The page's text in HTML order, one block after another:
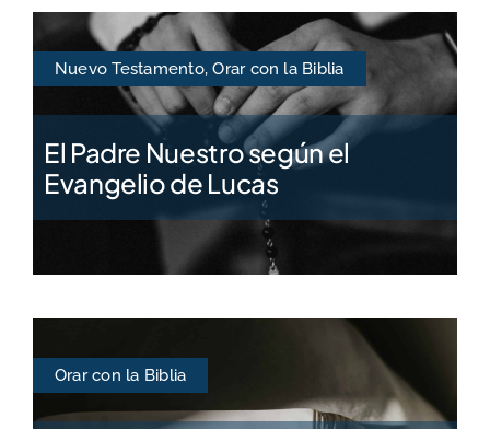
Suscríbase a nuestro boletín
Nuevo Testamento,Orar con la Biblia
El Padre Nuestro según el
Evangelio de Lucas
Orar con la Biblia